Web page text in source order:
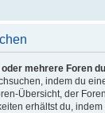
mehrere Foren
indem du
Übersicht, der
erhältst du, indem